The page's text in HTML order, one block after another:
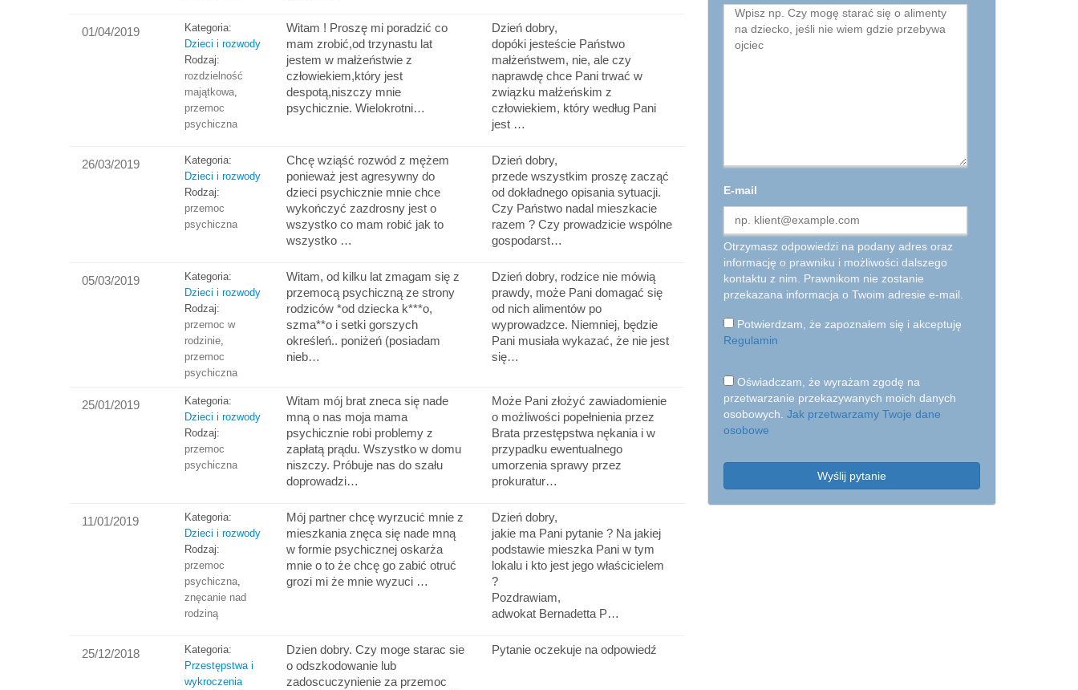
E-mail
Otrzymasz odpowiedzi na podany adres oraz
informację o prawniku i możliwości dalszego
kontaktu z nim. Prawnikom nie zostanie
przekazana informacja o Twoim adresie e-mail.
Potwierdzam, że zapoznałem się i akceptuję
Regulamin
Oświadczam, że wyrażam zgodę na
przetwarzanie przekazywanych moich danych
osobowych. Jak przetwarzamy Twoje dane
osobowe
Wyślij pytanie
01/04/2019
Kategoria:
Dzieci i rozwody
Rodzaj:
rozdzielność
majątkowa,
przemoc
psychiczna
Witam ! Proszę mi poradzić co
mam zrobić,od trzynastu lat
jestem w małżeństwie z
człowiekiem,który jest
despotą,niszczy mnie
psychicznie. Wielokrotni…
Dzień dobry,
dopóki jesteście Państwo
małżeństwem, nie, ale czy
naprawdę chce Pani trwać w
związku małżeńskim z
człowiekiem, który według Pani
jest …
26/03/2019
Kategoria:
Dzieci i rozwody
Rodzaj:
przemoc
psychiczna
Chcę wziąść rozwód z mężem
ponieważ jest agresywny do
dzieci psychicznie mnie chce
wykończyć zazdrosny jest o
wszystko co mam robić jak to
wszystko …
Dzień dobry,
przede wszystkim proszę zacząć
od dokładnego opisania sytuacji.
Czy Państwo nadal mieszkacie
razem ? Czy prowadzicie wspólne
gospodarst…
05/03/2019
Kategoria:
Dzieci i rozwody
Rodzaj:
przemoc w
rodzinie,
przemoc
psychiczna
Witam, od kilku lat zmagam się z
przemocą psychiczną ze strony
rodziców *od dziecka k***o,
szma**o i setki gorszych
określeń.. poniżeń (posiadam
nieb…
Dzień dobry, rodzice nie mówią
prawdy, może Pani domagać się
od nich alimentów po
wyprowadzce. Niemniej, będzie
Pani musiała wykazać, że nie jest
się…
25/01/2019
Kategoria:
Dzieci i rozwody
Rodzaj:
przemoc
psychiczna
Witam mój brat zneca się nade
mną o nas moja mama
psychicznie robi problemy z
zapłatą prądu. Wszystko w domu
niszczy. Próbuje nas do szału
doprowadzi…
Może Pani złożyć zawiadomienie
o możliwości popełnienia przez
Brata przestępstwa nękania i w
przypadku ewentualnego
umorzenia sprawy przez
prokuratur…
11/01/2019
Kategoria:
Dzieci i rozwody
Rodzaj:
przemoc
psychiczna,
znęcanie nad
rodziną
Mój partner chcę wyrzucić mnie z
mieszkania znęca się nade mną
w formie psychicznej oskarża
mnie o to że chcę go zabić otruć
grozi mi że mnie wyzuci …
Dzień dobry,
jakie ma Pani pytanie ? Na jakiej
podstawie mieszka Pani w tym
lokalu i kto jest jego właścicielem
?
Pozdrawiam,
adwokat Bernadetta P…
25/12/2018
Kategoria:
Przestępstwa i
wykroczenia
Dzien dobry. Czy moge starac sie
o odszkodowanie lub
zadoscuczynienie za przemoc
Pytanie oczekuje na odpowiedź